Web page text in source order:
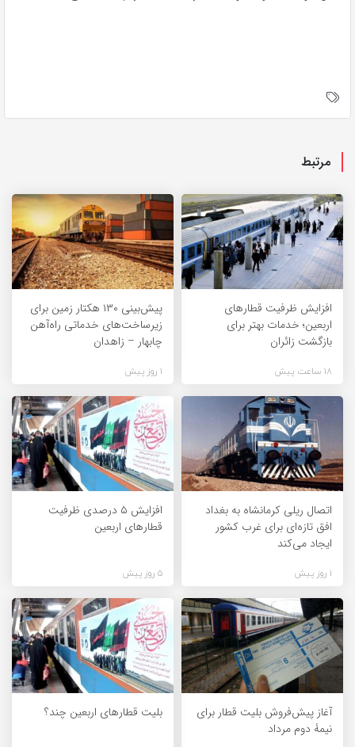
مرتبط
افزایش ظرفیت قطارهای
اربعین؛ خدمات بهتر برای
بازگشت زائران
18 ساعت پیش
پیش‌بینی ۱۳۰ هکتار زمین برای
زیرساخت‌های خدماتی راه‌آهن
چابهار – زاهدان
1 روز پیش
اتصال ریلی کرمانشاه به بغداد
افق تازه‌ای برای غرب کشور
ایجاد می‌کند
1 روز پیش
افزایش ۵ درصدی ظرفیت
قطارهای اربعین
5 روز پیش
آغاز پیش‌فروش بلیت قطار برای
نیمۀ دوم مرداد
بلیت قطارهای اربعین چند؟